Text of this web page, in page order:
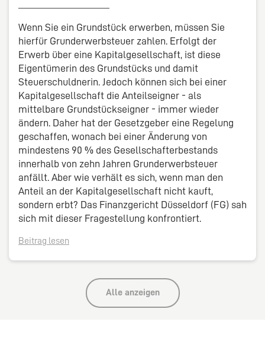
Wenn Sie ein Grundstück erwerben, müssen Sie
hierfür Grunderwerbsteuer zahlen. Erfolgt der
Erwerb über eine Kapitalgesellschaft, ist diese
Eigentümerin des Grundstücks und damit
Steuerschuldnerin. Jedoch können sich bei einer
Kapitalgesellschaft die Anteils­eigner - als
mittelbare Grundstückseigner - immer wieder
ändern. Daher hat der Gesetzge­ber eine Regelung
geschaffen, wonach bei einer Änderung von
mindestens 90 % des Gesellschafterbestands
innerhalb von zehn Jahren Grunderwerbsteuer
anfällt. Aber wie verhält es sich, wenn man den
Anteil an der Kapitalgesellschaft nicht kauft,
sondern erbt? Das Finanzgericht Düsseldorf (FG) sah
sich mit dieser Fragestellung konfrontiert.
Beitrag lesen
Alle anzeigen